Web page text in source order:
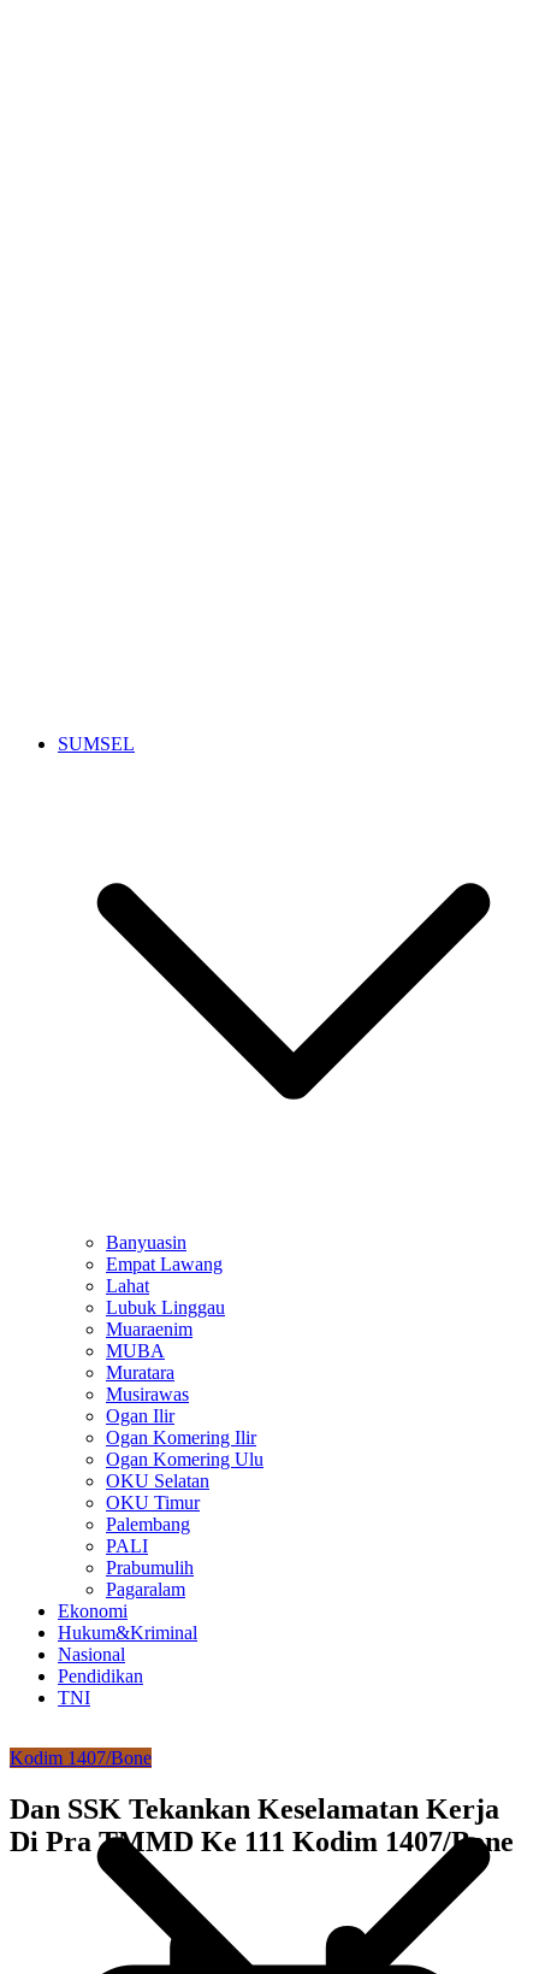
SUMSEL
Banyuasin
Empat Lawang
Lahat
Lubuk Linggau
Muaraenim
MUBA
Muratara
Musirawas
Ogan Ilir
Ogan Komering Ilir
Ogan Komering Ulu
OKU Selatan
OKU Timur
Palembang
PALI
Prabumulih
Pagaralam
Ekonomi
Hukum&Kriminal
Nasional
Pendidikan
TNI
Kodim 1407/Bone
Dan SSK Tekankan Keselamatan Kerja
Di Pra TMMD Ke 111 Kodim 1407/Bone